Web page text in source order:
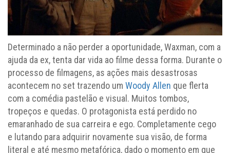
Determinado a não perder a oportunidade, Waxman, com a
ajuda da ex, tenta dar vida ao filme dessa forma. Durante o
processo de filmagens, as ações mais desastrosas
acontecem no set trazendo um Woody Allen que flerta
com a comédia pastelão e visual. Muitos tombos,
tropeços e quedas. O protagonista está perdido no
emaranhado de sua carreira e ego. Completamente cego
e lutando para adquirir novamente sua visão, de forma
literal e até mesmo metafórica, dado o momento em que